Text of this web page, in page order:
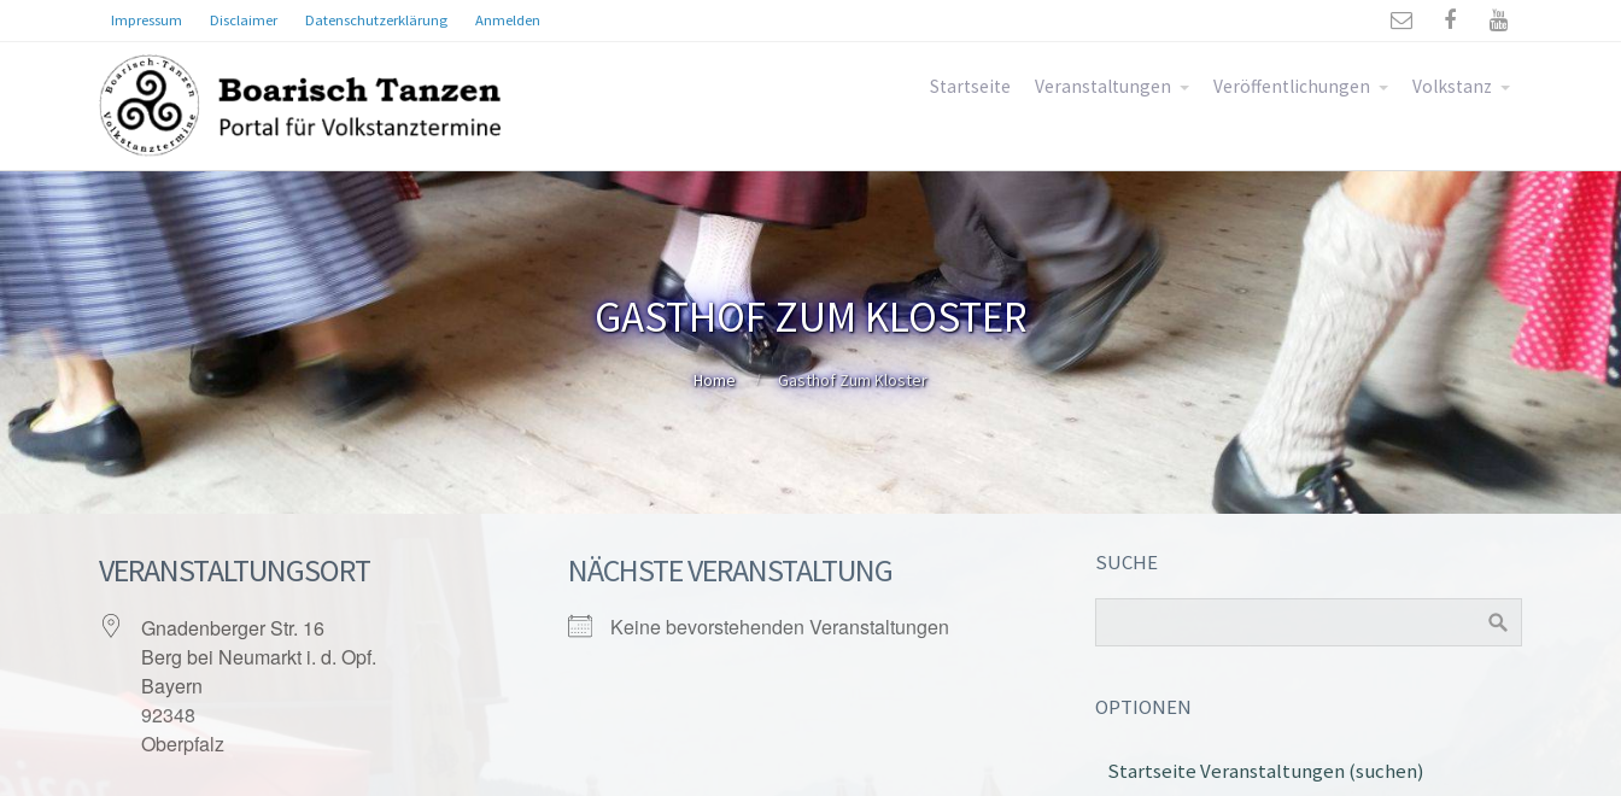
Impressum Disclaimer Datenschutzerklärung Anmelden   
Startseite Veranstaltungen Veröffentlichungen Volkstanz
GASTHOF ZUM KLOSTER
Home Gasthof Zum Kloster
VERANSTALTUNGSORT
Gnadenberger Str. 16
Berg bei Neumarkt i. d. Opf.
Bayern
92348
Oberpfalz
NÄCHSTE VERANSTALTUNG
Keine bevorstehenden Veranstaltungen
SUCHE
OPTIONEN
Startseite Veranstaltungen (suchen)